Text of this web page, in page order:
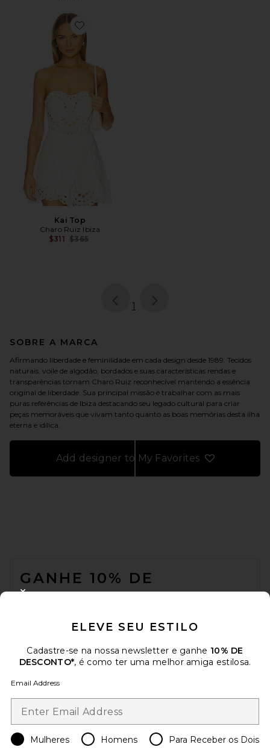
Favorite Kai Top
Kai Top
Charo Ruiz Ibiza
$311 Previous price:
$365
page
1
SOBRE A MARCA
Afirmando liberdade e feminilidade em cada design desde 1989. Tecidos
naturais, voile de algodão, bordados e suas características rendas e
transparências tornam Charo Ruiz reconhecível mantendo a essência
original de liberdade. Sua principal missão é trabalhar com as mais
puras referências de Ibiza destacando seu legado cultural para criar
peças memoráveis que vivam tanto quanto as boas memórias desta ilha
eterna e idílica.
Add designer to My Favorites
GANHE 10% DE
DESCONTO
Opte por sair a qualquer momento.
Política de Privacidade
Email Address
Sign Up
Change Country Regions
USD
ELEVE SEU ESTILO
Cadastre-se na nossa newsletter e ganhe 10% DE
DESCONTO*, é como ter uma melhor amiga estilosa.
Email Address
Mulheres Homens Para Receber os Dois